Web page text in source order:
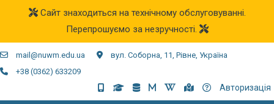
Сайт знаходиться на технічному обслуговуванні.
Перепрошуємо за незручності.
mail@nuwm.edu.ua
вул. Соборна, 11, Рівне, Україна
+38 (0362) 633209
Авторизація